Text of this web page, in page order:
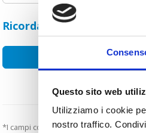
Questo sito web
Utilizziamo i cookie
nostro traffico.
Ricordami